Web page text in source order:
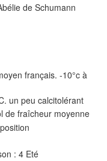
de Schumann
français. -10°c à
un peu calcitolérant
de fraîcheur moyenne
: 4 Eté